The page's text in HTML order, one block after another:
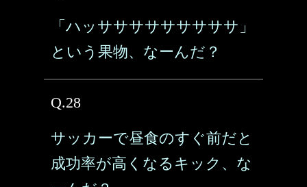
「ハッサササササササササ」
という果物、なーんだ？
Q.28
サッカーで昼食のすぐ前だと
成功率が高くなるキック、な